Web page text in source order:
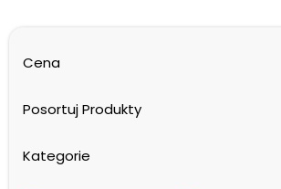
Cena
Posortuj Produkty
Cena: od najwyższej do najniższej
Kategorie